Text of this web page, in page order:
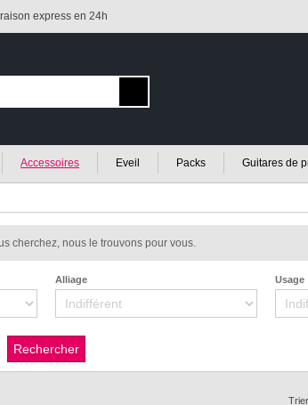
express en 24h
Accessoires Eveil Packs Guitares de
cherchez, nous le trouvons pour vous.
Alliage Usage